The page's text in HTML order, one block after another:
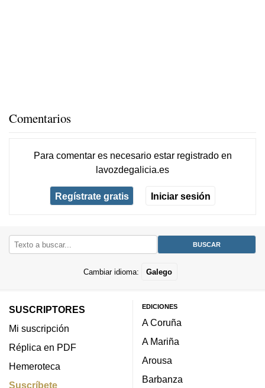
Comentarios
Para comentar es necesario estar registradoen
lavozdegalicia.es
Regístrate gratis Iniciar sesión
Cambiar idioma: Galego
SUSCRIPTORES
Mi suscripción
Réplica en PDF
Hemeroteca
Suscríbete
EDICIONES
A Coruña
A Mariña
Arousa
Barbanza